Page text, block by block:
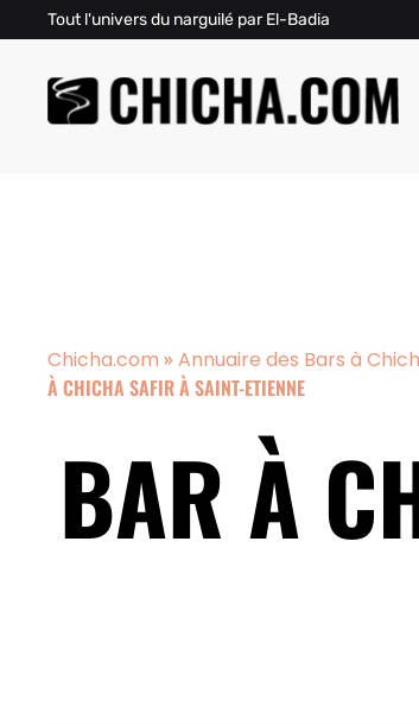
Tout l'univers du narguilé par El-Badia
Chicha.com »Annuaire des Bars à
À CHICHA SAFIR À SAINT-ETIENNE
BAR À